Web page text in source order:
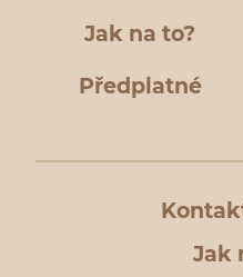
Jak na to?
Předplatné
Jak